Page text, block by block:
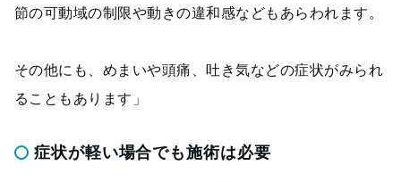
節の可動域の制限や動きの違和感などもあらわれます。
その他にも、めまいや頭痛、吐き気などの症状がみられ
ることもあります」
症状が軽い場合でも施術は必要